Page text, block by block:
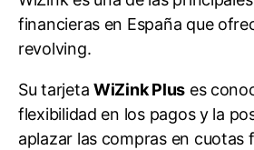
financieras en España que
revolving.
Su tarjetaWiZink Plus es
flexibilidad en los pagos y la
aplazar las compras en cuotas